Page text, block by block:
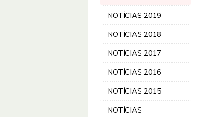
NOTÍCIAS 2019
NOTÍCIAS 2018
NOTÍCIAS 2017
NOTÍCIAS 2016
NOTÍCIAS 2015
NOTÍCIAS